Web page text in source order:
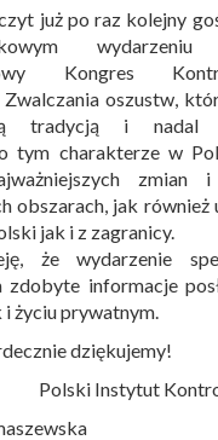
już po raz kolejny
Kongres
oszustw,
tradycją i nadal
tym charakterze w
zmian
obszarach, jak również
jak i z zagranicy.
że wydarzenie
zdobyte informacje
życiu prywatnym.
dziękujemy!
Polski Instytut